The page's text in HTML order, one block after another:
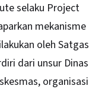
selaku Project
mekanisme
oleh Satgas
dari unsur Dinas
organisasi